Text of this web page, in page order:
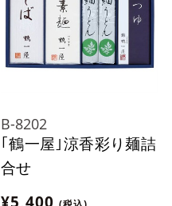
B-8202
｢鶴一屋｣涼香彩り麺詰
合せ